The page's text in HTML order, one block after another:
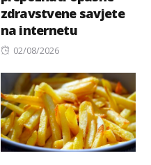
zdravstvene savjete
na internetu
Posted
02/08/2026